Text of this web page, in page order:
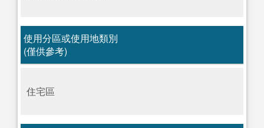
使用分區或使用地類別
(僅供參考)
住宅區